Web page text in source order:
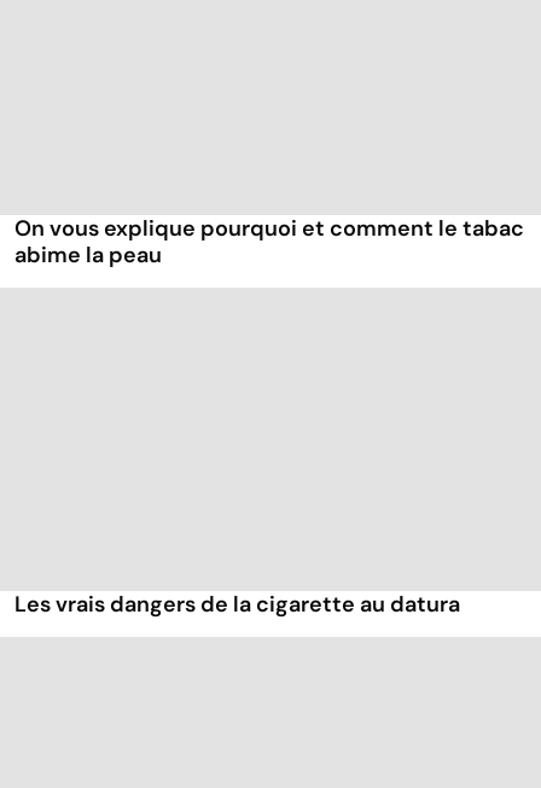
On vous explique pourquoi et comment le tabac
abime la peau
Les vrais dangers de la cigarette au datura